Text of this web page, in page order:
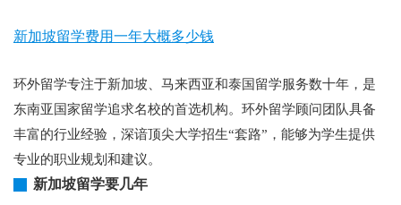
新加坡留学费用一年大概多少钱
环外留学专注于新加坡、马来西亚和泰国留学服务数十年，是
东南亚国家留学追求名校的首选机构。环外留学顾问团队具备
丰富的行业经验，深谙顶尖大学招生“套路”，能够为学生提供
专业的职业规划和建议。
新加坡留学要几年